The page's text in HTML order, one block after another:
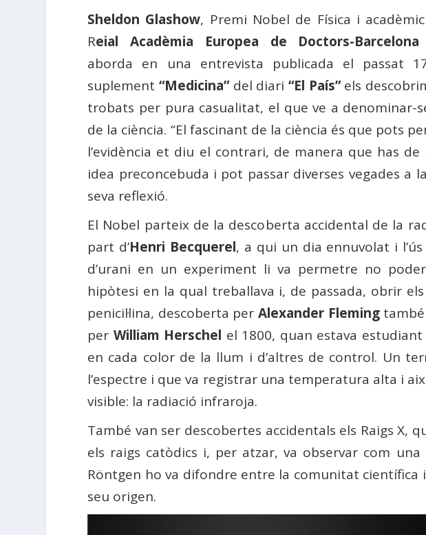
Sheldon Glashow, Premi Nobel de Física i
Reial Acadèmia Europea de Doctors-Barcelona
aborda en una entrevista publicada el passat
suplement “Medicina”del diari“El País”els
trobats per pura casualitat, el que ve a denominar-
de la ciència. “El fascinant de la ciència és que pots
l’evidència et diu el contrari, de manera que has de
idea preconcebuda i pot passar diverses vegades a
seva reflexió.
El Nobel parteix de la descoberta accidental de la
part d’Henri Becquerel, a qui un dia ennuvolat i
d’urani en un experiment li va permetre no
hipòtesi en la qual treballava i, de passada, obrir
penicil·lina, descoberta perAlexander Flemingtambé
per William Herschel el 1800, quan estava
en cada color de la llum i d’altres de control. Un
l’espectre i que va registrar una temperatura alta i
visible: la radiació infraroja.
També van ser descobertes accidentals els Raigs X,
els raigs catòdics i, per atzar, va observar com
Röntgen ho va difondre entre la comunitat científica
seu origen.